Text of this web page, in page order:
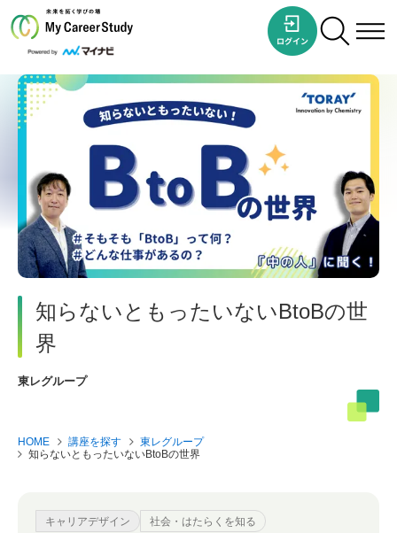
知らないともったいないBtoBの世
界
東レグループ
HOME 講座を探す
東レグループ
知らないともったいないBtoBの世界
キャリアデザイン 社会・はたらくを知る